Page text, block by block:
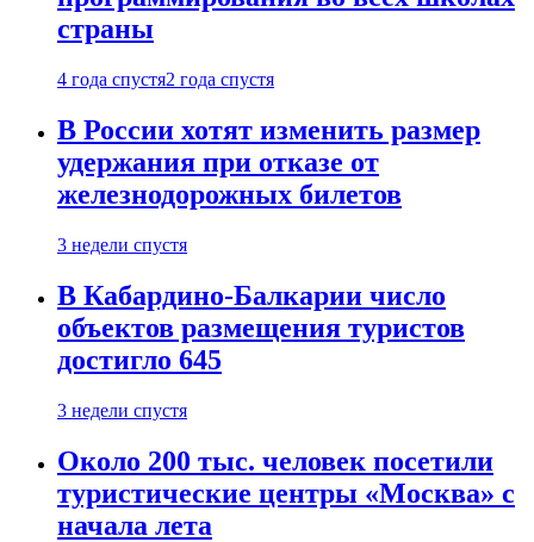
страны
4 года спустя2 года спустя
В России хотят изменить размер
удержания при отказе от
железнодорожных билетов
3 недели спустя
В Кабардино-Балкарии число
объектов размещения туристов
достигло 645
3 недели спустя
Около 200 тыс. человек посетили
туристические центры «Москва» с
начала лета